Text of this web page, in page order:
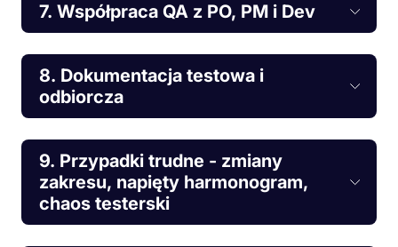
7. Współpraca QA z PO, PM i Dev
8. Dokumentacja testowa i
odbiorcza
9. Przypadki trudne - zmiany
zakresu, napięty harmonogram,
chaos testerski